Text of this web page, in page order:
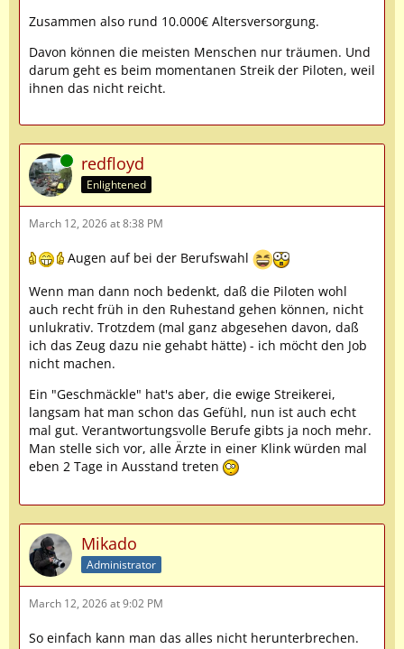
Zusammen also rund 10.000€ Altersversorgung.
Davon können die meisten Menschen nur träumen. Und
darum geht es beim momentanen Streik der Piloten, weil
ihnen das nicht reicht.
Online redfloyd
Enlightened
March 12, 2026 at 8:38 PM
Augen auf bei der Berufswahl
Wenn man dann noch bedenkt, daß die Piloten wohl
auch recht früh in den Ruhestand gehen können, nicht
unlukrativ. Trotzdem (mal ganz abgesehen davon, daß
ich das Zeug dazu nie gehabt hätte) - ich möcht den Job
nicht machen.
Ein "Geschmäckle" hat's aber, die ewige Streikerei,
langsam hat man schon das Gefühl, nun ist auch echt
mal gut. Verantwortungsvolle Berufe gibts ja noch mehr.
Man stelle sich vor, alle Ärzte in einer Klink würden mal
eben 2 Tage in Ausstand treten
Mikado
Administrator
March 12, 2026 at 9:02 PM
So einfach kann man das alles nicht herunterbrechen.